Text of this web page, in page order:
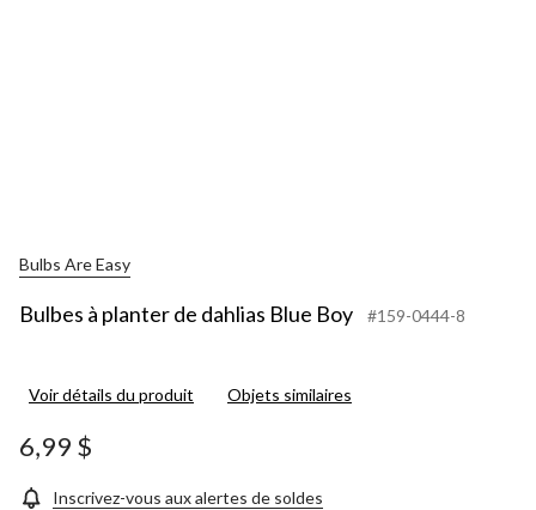
Bulbs Are Easy
Bulbes à planter de dahlias Blue Boy #159-0444-8
Voir détails du produit Objets similaires
6,99 $
Inscrivez-vous aux alertes de soldes